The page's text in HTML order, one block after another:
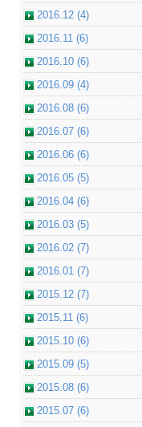
2016.12 (4)
2016.11 (6)
2016.10 (6)
2016.09 (4)
2016.08 (6)
2016.07 (6)
2016.06 (6)
2016.05 (5)
2016.04 (6)
2016.03 (5)
2016.02 (7)
2016.01 (7)
2015.12 (7)
2015.11 (6)
2015.10 (6)
2015.09 (5)
2015.08 (6)
2015.07 (6)